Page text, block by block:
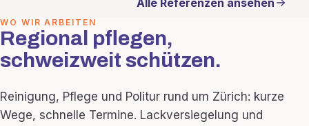
WO WIR ARBEITEN
Regional pflegen,
schweizweit schützen.
Reinigung, Pflege und Politur rund um Zürich: kurze
Wege, schnelle Termine. Lackversiegelung und